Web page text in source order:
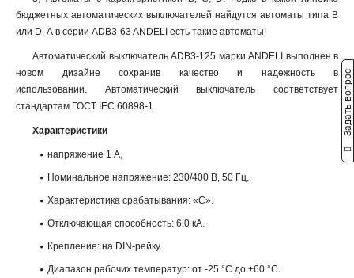
бюджетных автоматических выключателей найдутся автоматы типа B
или D. А в серии ADB3-63 ANDELI есть такие автоматы!
Автоматический выключатель ADB3-125 марки ANDELI выполнен в
новом дизайне сохранив качество и надежность в
использовании. Автоматический выключатель соответствует
стандартам ГОСТ IEC 60898-1
Характеристики
напряжение 1 А,
Номинальное напряжение: 230/400 В, 50 Гц.
Характеристика срабатывания: «С».
Отключающая способность: 6,0 кА.
Крепление: на DIN-рейку.
Диапазон рабочих температур: от -25 °С до +60 °С.
Задать вопрос